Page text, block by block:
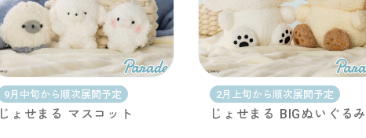
9月中旬から順次展開予定
じょせまる マスコット
2月上旬から順次展開予定
じょせまる BIGぬいぐるみ